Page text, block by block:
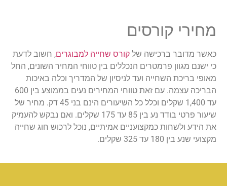
מחירי קורסים
כאשר מדובר ברכישה של קורס שחייה למבוגרים, חשוב לדעת
כי ישנם מגוון פרמטרים הנכללים בין טווחי המחיר השונים, החל
מאופי בריכת השחייה ועד לניסיון של המדריך וכלה באיכות
הבריכה עצמה. עם זאת טווחי המחירים נעים בממוצע בין 600
עד 1,400 שקלים וכלל כל השיעורים הינם בני 45 דק. מחיר של
שיעור פרטי בודד נע בין 85 עד 175 שקלים. ואם נבקש להעמיק
את הידע ולשחות כמקצועניים אמיתיים, נוכל לרכוש חוג שחייה
מקצועי שנע בין 180 עד 325 שקלים.